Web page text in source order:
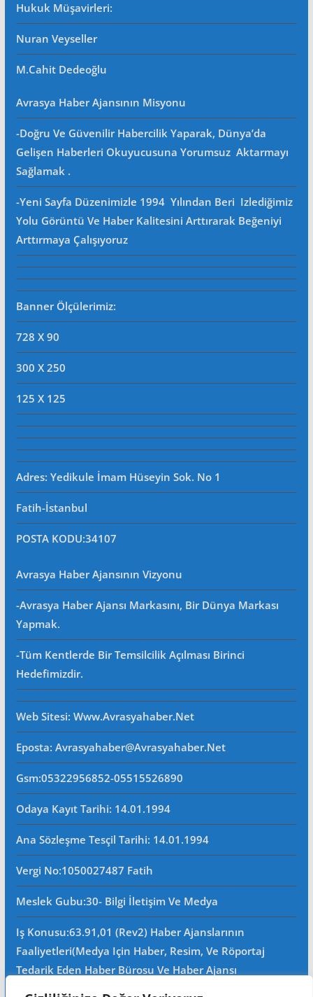
Hukuk Müşavirleri:
Nuran Veyseller
M.Cahit Dedeoğlu
Avrasya Haber Ajansının Misyonu
-Doğru Ve Güvenilir Habercilik Yaparak, Dünya’da
Gelişen Haberleri Okuyucusuna Yorumsuz Aktarmayı
Sağlamak .
-Yeni Sayfa Düzenimizle 1994 Yılından Beri Izlediğimiz
Yolu Görüntü Ve Haber Kalitesini Arttırarak Beğeniyi
Arttırmaya Çalışıyoruz
Banner Ölçülerimiz:
728 X 90
300 X 250
125 X 125
Adres: Yedikule İmam Hüseyin Sok. No 1
Fatih-İstanbul
POSTA KODU:34107
Avrasya Haber Ajansının Vizyonu
-Avrasya Haber Ajansı Markasını, Bir Dünya Markası
Yapmak.
-Tüm Kentlerde Bir Temsilcilik Açılması Birinci
Hedefimizdir.
Web Sitesi: Www.avrasyahaber.net
Eposta: Avrasyahaber@avrasyahaber.net
Gsm:05322956852-05515526890
Odaya Kayıt Tarihi: 14.01.1994
Ana Sözleşme Tesçil Tarihi: 14.01.1994
Vergi No:1050027487 Fatih
Meslek Gubu:30- Bilgi İletişim Ve Medya
Iş Konusu:63.91,01 (Rev2) Haber Ajanslarının
Faaliyetleri(Medya Için Haber, Resim, Ve Röportaj
Tedarik Eden Haber Bürosu Ve Haber Ajansı